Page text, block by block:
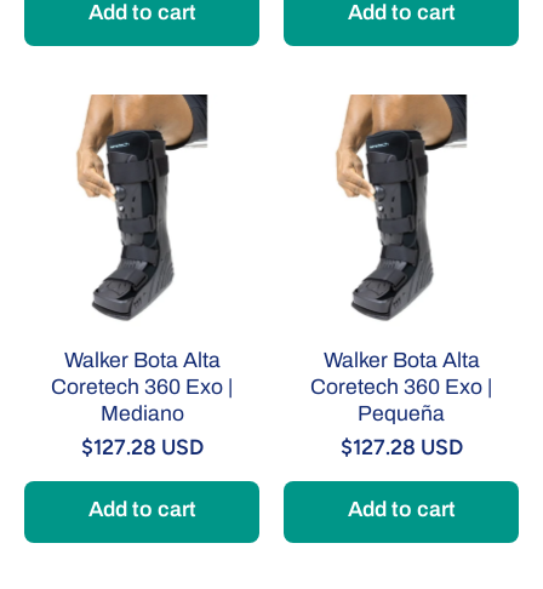
Add to cart Add to cart
Walker Bota Alta
Coretech 360 Exo |
Mediano
$127.28 USD
Add to cart
Walker Bota Alta
Coretech 360 Exo |
Pequeña
$127.28 USD
Add to cart